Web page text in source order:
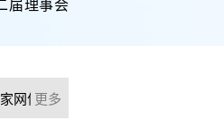
协第十一次全国代表大会在京召开
届理事会
家网信办、公安部联合公布《小型
更多